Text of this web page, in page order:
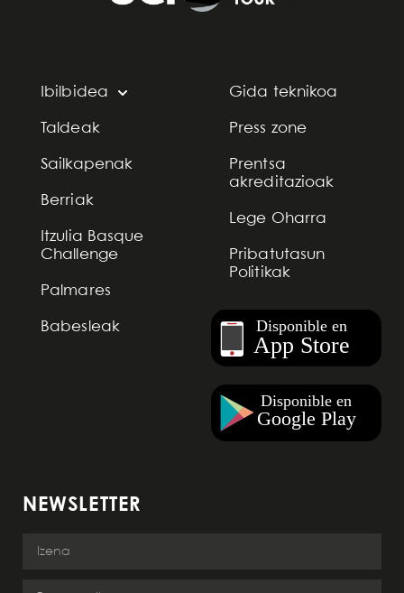
Ibilbidea
Taldeak
Sailkapenak
Berriak
Itzulia Basque
Challenge
Palmares
Babesleak
Gida teknikoa
Press zone
Prentsa
akreditazioak
Lege Oharra
Pribatutasun
Politikak
NEWSLETTER